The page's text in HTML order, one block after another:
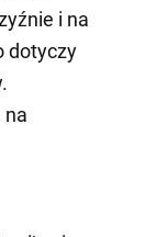
i na
dotyczy
na